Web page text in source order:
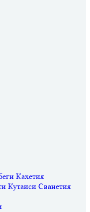
Кахетия
Кутаиси Сванетия